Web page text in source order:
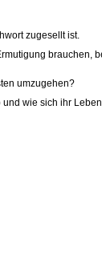
zugesellt ist.
brauchen,
umzugehen?
wie sich ihr